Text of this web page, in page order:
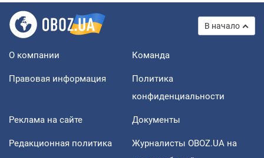
В начало
О компании Команда
Правовая информация
Политика
конфиденциальности
Реклама на сайте Документы
Редакционная политика
Журналисты OBOZ.UA на